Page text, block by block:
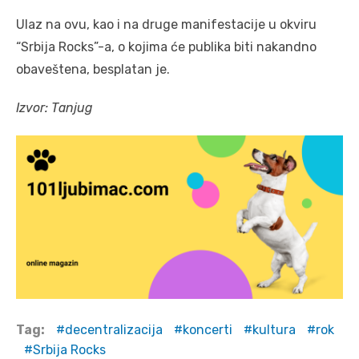
Ulaz na ovu, kao i na druge manifestacije u okviru
“Srbija Rocks”-a, o kojima će publika biti nakandno
obaveštena, besplatan je.
Izvor: Tanjug
Tag: decentralizacija koncerti kultura
rok
Srbija Rocks